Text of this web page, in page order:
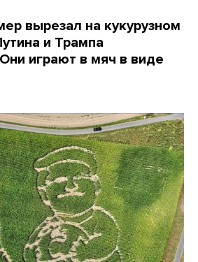
вырезал на кукурузном
и Трампа
играют в мяч в виде